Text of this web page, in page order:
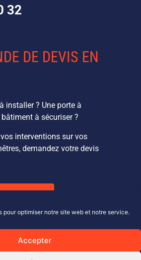
pour optimiser notre site web et notre service.
Accepter
32
DE DEVIS EN
installer ? Une porte à
à sécuriser ?
interventions sur vos
demandez votre devis